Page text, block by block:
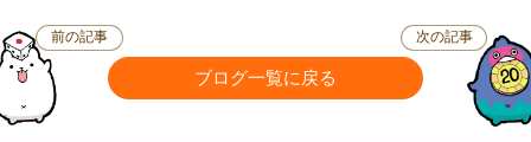
前の記事
ブログ一覧に戻る
次の記事